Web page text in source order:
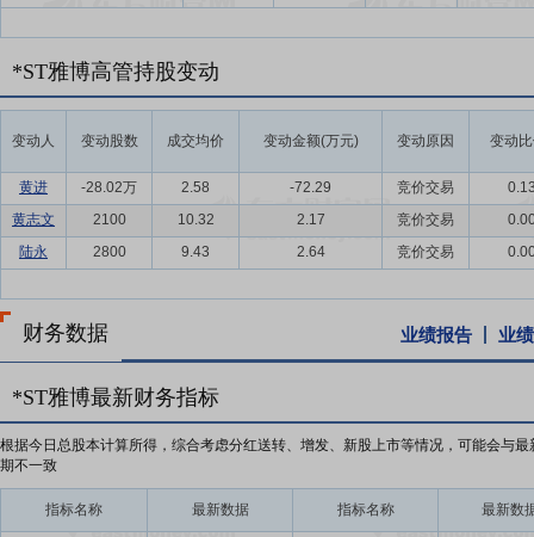
*ST雅博高管持股变动
变动人 变动股数 成交均价 变动金额(万元) 变动原因 变动
黄进 -28.02万 2.58 -72.29 竞价交易
黄志文
2100 10.32 2.17 竞价交易
陆永
2800 9.43 2.64 竞价交易
财务数据 业绩报告 业
*ST雅博最新财务指标
根据今日总股本计算所得，综合考虑分红送转、增发、新股上市等情况，可能会与最
期不一致
指标名称 最新数据 指标名称 最新数